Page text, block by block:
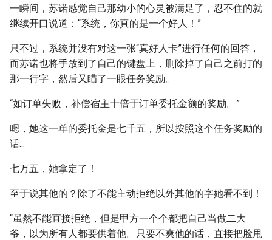
一瞬间，苏诺感觉自己那幼小的心灵被满足了，忍不住的就
继续开口说道：“系统，你真的是一个好人！”
只不过，系统并没有对这一张“真好人卡”进行任何的回答，
而苏诺也将手放到了自己的键盘上，删除掉了自己之前打的
那一行字，然后又瞄了一眼任务奖励。
“如订单失败，补偿宿主十倍于订单委托金额的奖励。”
嗯，她这一单的委托金是七千五，所以按照这个任务奖励的
话...
七万五，她拿定了！
至于说其他的？除了不能主动拒绝以外其他的字她看不到！
“虽然不能直接拒绝，但是甲方一个个都把自己当做二大
爷，以为所有人都要供着他。只要不爽他的话，直接把脸甩